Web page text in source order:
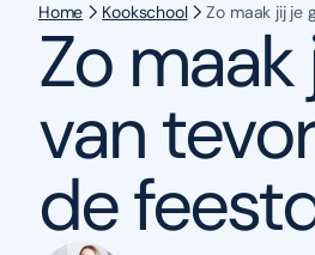
Home Kookschool Zo maak jij je
Zo
van
de